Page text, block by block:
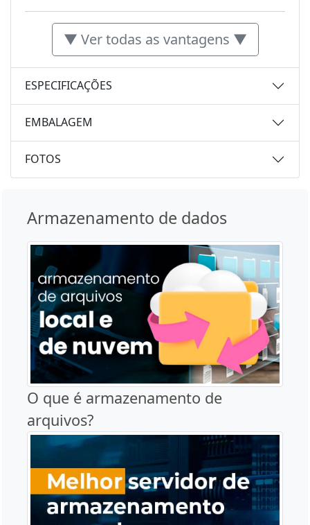
▼ Ver todas as vantagens ▼
ESPECIFICAÇÕES
EMBALAGEM
FOTOS
Armazenamento de dados
O que é armazenamento de
arquivos?